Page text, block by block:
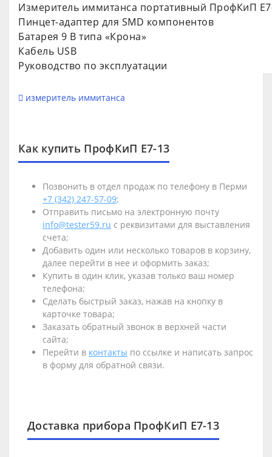
Измеритель иммитанса портативный ПрофКиП
Пинцет-адаптер для SMD компонентов
Батарея 9 В типа «Крона»
Кабель USB
Руководство по эксплуатации
измеритель иммитанса
Как купить ПрофКиП Е7-13
Позвонить в отдел продаж по телефону в Перми
+7 (342) 247-57-09;
Отправить письмо на электронную почту
info@tester59.ru с реквизитами для выставления
счета;
Добавить один или несколько товаров в корзину,
далее перейти в нее и оформить заказ;
Купить в один клик, указав только ваш номер
телефона;
Сделать быстрый заказ, нажав на кнопку в
карточке товара;
Заказать обратный звонок в верхней части
сайта;
Перейти в контакты по ссылке и написать запрос
в форму для обратной связи.
Доставка прибора ПрофКиП Е7-13